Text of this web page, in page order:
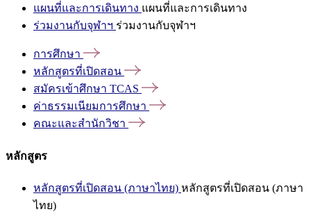
แผนที่และการเดินทาง แผนที่และการเดินทาง
ร่วมงานกับจุฬาฯ ร่วมงานกับจุฬาฯ
การศึกษา
หลักสูตรที่เปิดสอน
สมัครเข้าศึกษา TCAS
ค่าธรรมเนียมการศึกษา
คณะและสำนักวิชา
หลักสูตร
หลักสูตรที่เปิดสอน (ภาษาไทย) หลักสูตรที่เปิดสอน (ภาษา
ไทย)